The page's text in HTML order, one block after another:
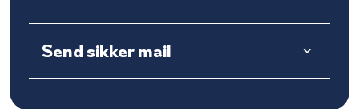
Send sikker mail